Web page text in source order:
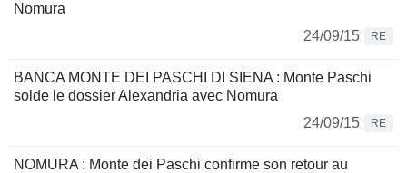
Nomura
24/09/15
RE
BANCA MONTE DEI PASCHI DI SIENA : Monte Paschi
solde le dossier Alexandria avec Nomura
24/09/15
RE
NOMURA : Monte dei Paschi confirme son retour au